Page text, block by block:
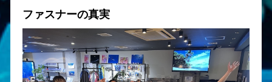
ファスナーの真実